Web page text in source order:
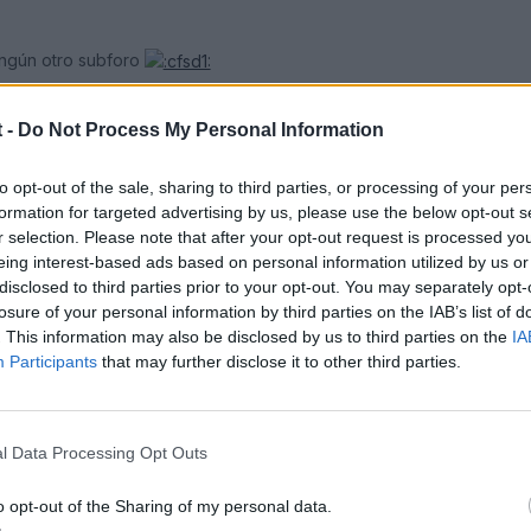
- Do Not Process My Personal Information
opt-out of the sale, sharing to third parties, or processing of your
for targeted advertising by us, please use the below opt-out
selection. Please note that after your opt-out request is processed
interest-based ads based on personal information utilized by us
to third parties prior to your opt-out. You may separately
of your personal information by third parties on the IAB’s list of
This information may also be disclosed by us to third parties on the
Participants that may further disclose it to other third parties.
Data Processing Opt Outs
opt-out of the Sharing of my personal data.
otro subforo
común en los A3, especialmente en los restyling, pero calro,
concretamente uno que se encuentra justo detrás del botón de